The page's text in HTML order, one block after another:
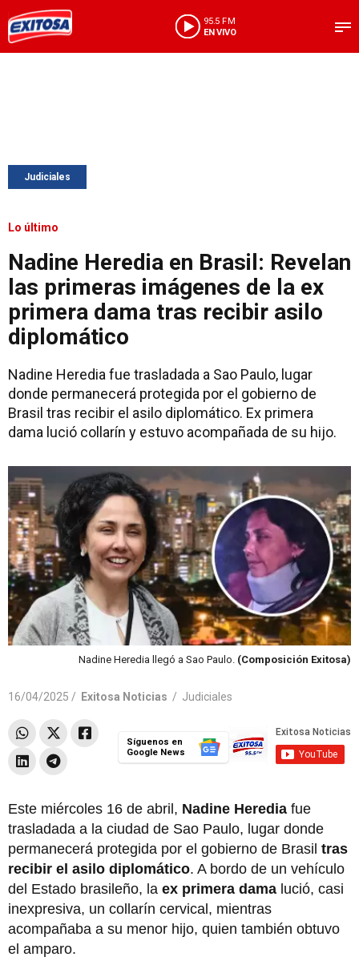
95.5 FM
EN VIVO
Judiciales
Lo último
Nadine Heredia en Brasil: Revelan
las primeras imágenes de la ex
primera dama tras recibir asilo
diplomático
Nadine Heredia fue trasladada a Sao Paulo, lugar
donde permanecerá protegida por el gobierno de
Brasil tras recibir el asilo diplomático. Ex primera
dama lució collarín y estuvo acompañada de su hijo.
Nadine Heredia llegó a Sao Paulo. (Composición Exitosa)
16/04/2025 / Exitosa Noticias / Judiciales
Síguenos en
Google News
Este miércoles 16 de abril, Nadine Heredia fue
trasladada a la ciudad de Sao Paulo, lugar donde
permanecerá protegida por el gobierno de Brasil tras
recibir el asilo diplomático. A bordo de un vehículo
del Estado brasileño, la ex primera dama lució, casi
inexpresiva, un collarín cervical, mientras
acompañaba a su menor hijo, quien también obtuvo
el amparo.